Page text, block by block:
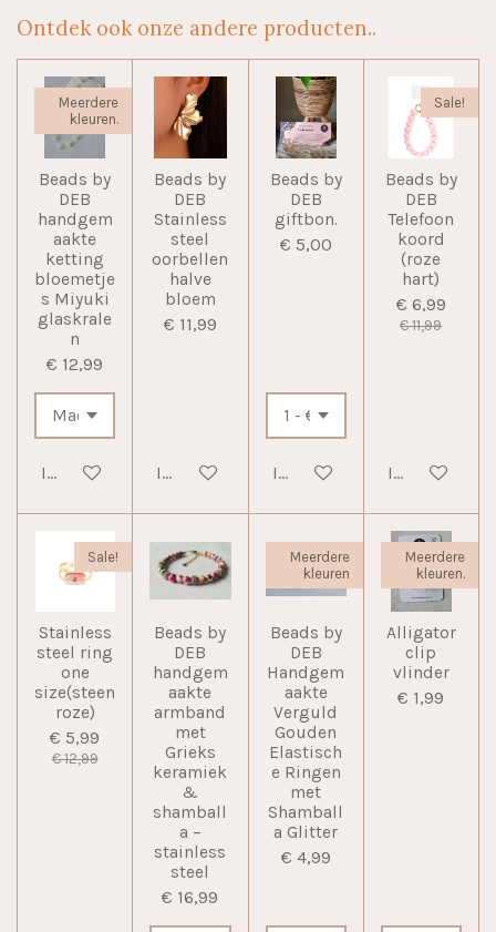
Ontdek ook onze andere producten..
Meerdere
kleuren.
Beads by
DEB
handgem
aakte
ketting
bloemetje
s Miyuki
glaskrale
n
€ 12,99
In winkelwagen
Beads by
DEB
Stainless
steel
oorbellen
halve
bloem
€ 11,99
In winkelwagen
Beads by
DEB
giftbon.
€ 5,00
In winkelwagen
Sale!
Beads by
DEB
Telefoon
koord
(roze
hart)
€ 6,99
€ 11,99
In
Sale!
Stainless
steel ring
one
size(steen
roze)
€ 5,99
€ 12,99
Beads by
DEB
handgem
aakte
armband
met
Grieks
keramiek
&
shamball
a –
stainless
steel
€ 16,99
Meerdere
kleuren
Beads by
DEB
Handgem
aakte
Verguld
Gouden
Elastisch
e Ringen
met
Shamball
a Glitter
€ 4,99
Meerdere
kleuren.
Alligator
clip
vlinder
€ 1,99